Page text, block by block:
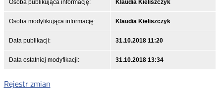
Osoba publikująca informację: Klaudia Kieliszczyk
Osoba modyfikująca informację: Klaudia Kieliszczyk
Data publikacji: 31.10.2018 11:20
Data ostatniej modyfikacji: 31.10.2018 13:34
Rejestr zmian